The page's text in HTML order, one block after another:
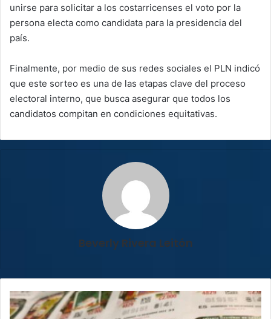
unirse para solicitar a los costarricenses el voto por la
persona electa como candidata para la presidencia del
país.
Finalmente, por medio de sus redes sociales el PLN indicó
que este sorteo es una de las etapas clave del proceso
electoral interno, que busca asegurar que todos los
candidatos compitan en condiciones equitativas.
Beverly Rivera Leitón
Venció
el